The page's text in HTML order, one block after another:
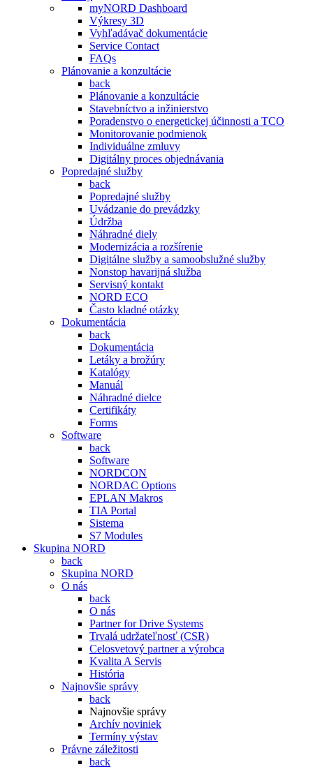
myNORD Dashboard
Výkresy 3D
Vyhľadávač dokumentácie
Service Contact
FAQs
Plánovanie a konzultácie
back
Plánovanie a konzultácie
Stavebníctvo a inžinierstvo
Poradenstvo o energetickej účinnosti a TCO
Monitorovanie podmienok
Individuálne zmluvy
Digitálny proces objednávania
Popredajné služby
back
Popredajné služby
Uvádzanie do prevádzky
Údržba
Náhradné diely
Modernizácia a rozšírenie
Digitálne služby a samoobslužné služby
Nonstop havarijná služba
Servisný kontakt
NORD ECO
Často kladné otázky
Dokumentácia
back
Dokumentácia
Letáky a brožúry
Katalógy
Manuál
Náhradné dielce
Certifikáty
Forms
Software
back
Software
NORDCON
NORDAC Options
EPLAN Makros
TIA Portal
Sistema
S7 Modules
Skupina NORD
back
Skupina NORD
O nás
back
O nás
Partner for Drive Systems
Trvalá udržateľnosť (CSR)
Celosvetový partner a výrobca
Kvalita A Servis
História
Najnovšie správy
back
Najnovšie správy
Archív noviniek
Termíny výstav
Právne záležitosti
back